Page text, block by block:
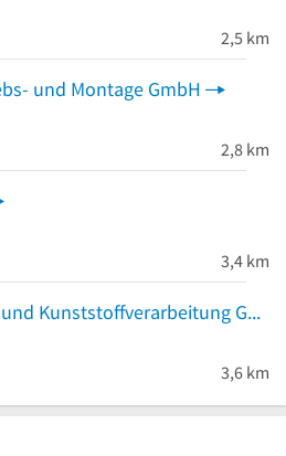
2,5 km
und Montage GmbH
2,8 km
3,4 km
Stender Erwin H. Holz- und Kunststoffverarbeitung GmbH
3,6 km